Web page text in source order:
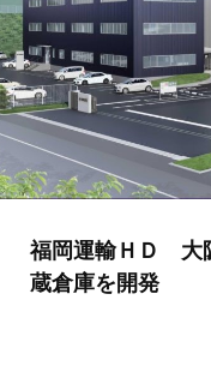
福岡運輸ＨＤ 大
蔵倉庫を開発